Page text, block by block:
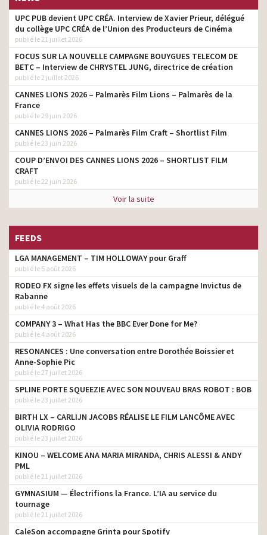
Boursorama Banque – Nuit
de Folie
copywriter, directeur
artistique
Burger King – Zombie
Whopper
artistique
Boursorama Banque – La
recommander
artistique
CANALPLAY – Dans la peau
France Abonnements –
« Dans la peau de Philippe
Risoli »
copywriter
UPC PUB devient UPC CRÉA. Interview de Xavier Prieur, délégué
du collège UPC CRÉA de l’Union des Producteurs de Cinéma
publié le 21 juillet 2026
FOCUS SUR LA NOUVELLE CAMPAGNE BOUYGUES TELECOM DE
BETC – Interview de CHRYSTEL JUNG, directrice de création
publié le 2 juillet 2026
CANNES LIONS 2026 – Palmarès Film Lions – Palmarès de la
France
publié le 29 juin 2026
CANNES LIONS 2026 – Palmarès Film Craft – Shortlist Film
publié le 23 juin 2026
COUP D’ENVOI DES CANNES LIONS 2026 – SHORTLIST FILM
CRAFT
publié le 22 juin 2026
Voir la suite
FEEDS
LGA MANAGEMENT – TIM HOLLOWAY pour Graff
publié le 5 août 2026
RODEO FX signe les effets visuels de la campagne Invictus de
Rabanne
publié le 4 août 2026
COMPANY 3 – What Has the BBC Ever Done for Me?
publié le 4 août 2026
RESONANCES : Une conversation entre Dorothée Boissier et
Anne-Sophie Pic
publié le 27 juillet 2026
SPLINE PORTE SQUEEZIE AVEC SON NOUVEAU BRAS ROBOT : BOB
publié le 23 juillet 2026
BIRTH LX – CARLIJN JACOBS RÉALISE LE FILM LANCÔME AVEC
OLIVIA RODRIGO
publié le 23 juillet 2026
KINOU – WELCOME ANA MARIA MIRANDA, CHRIS ALESSI & ANDY
PML
publié le 21 juillet 2026
GYMNASIUM — Électrifions la France. L’IA au service du
tournage
publié le 21 juillet 2026
CaleSon accompagne Grinta pour Spotify